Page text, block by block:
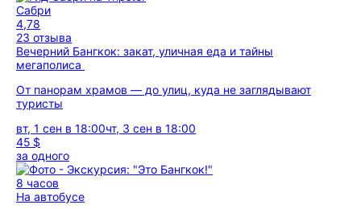
Сабри
4,78
23 отзыва
Вечерний Бангкок: закат, уличная еда и тайны
мегаполиса
От панорам храмов — до улиц, куда не заглядывают
туристы
вт, 1 сен в 18:00чт, 3 сен в 18:00
45 $
за одного
8 часов
На автобусе